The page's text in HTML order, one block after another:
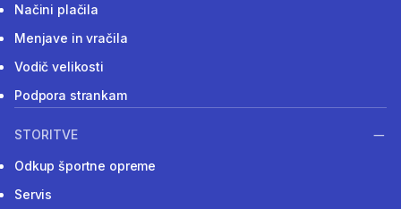
Načini plačila
Menjave in vračila
Vodič velikosti
Podpora strankam
STORITVE
Odkup športne opreme
Servis